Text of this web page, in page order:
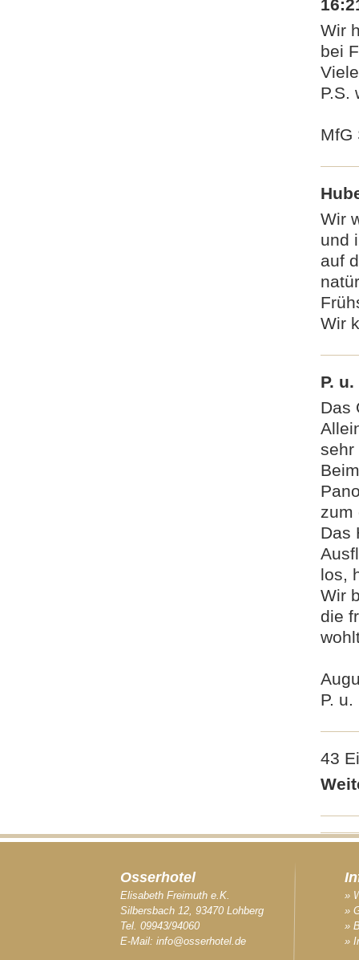
Wir
bei
P.S.
MfG
Wir
und
auf
Wir
P.
Das
sehr
zum
Das
los,
Wir
die
P.
43
Osserhotel
Elisabeth Freimuth e.K.
Silbersbach 12, 93470 Lohberg
Tel. 09943/94060
E-Mail: info@osserhotel.de
»
»
»
»